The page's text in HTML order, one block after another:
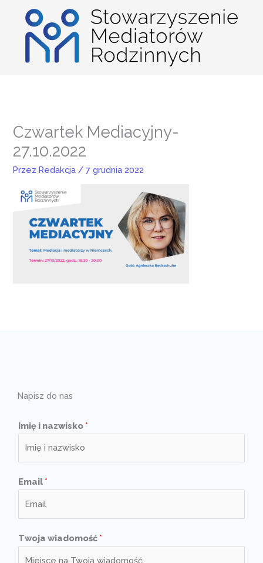
Czwartek Mediacyjny-
27.10.2022
PrzezRedakcja /7 grudnia 2022
Napisz do nas
Imię i nazwisko *
Email *
Twoja wiadomość *